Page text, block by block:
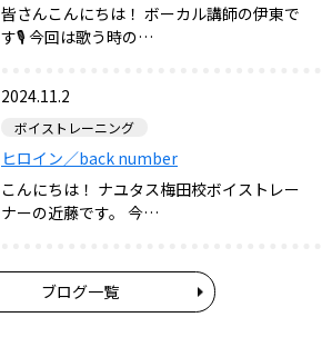
皆さんこんにちは！ ボーカル講師の伊東で
す🎙 今回は歌う時の…
2024.11.2
ボイストレーニング
ヒロイン／back number
こんにちは！ ナユタス梅田校ボイストレー
ナーの近藤です。 今…
ブログ一覧